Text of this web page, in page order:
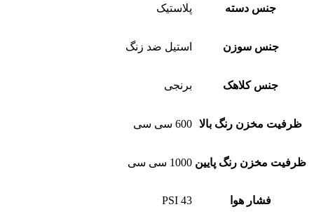
جنس دسته پلاستیک
جنس سوزن استیل ضد زنگ
جنس کلاهک برنجی
ظرفیت مخزن رنگ بالا 600 سی سی
ظرفیت مخزن رنگ پایین 1000 سی سی
فشار هوا 43 PSI